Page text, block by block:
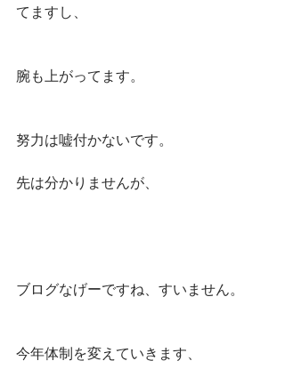
てますし、
腕も上がってます。
努力は嘘付かないです。
先は分かりませんが、
ブログなげーですね、すいません。
今年体制を変えていきます、